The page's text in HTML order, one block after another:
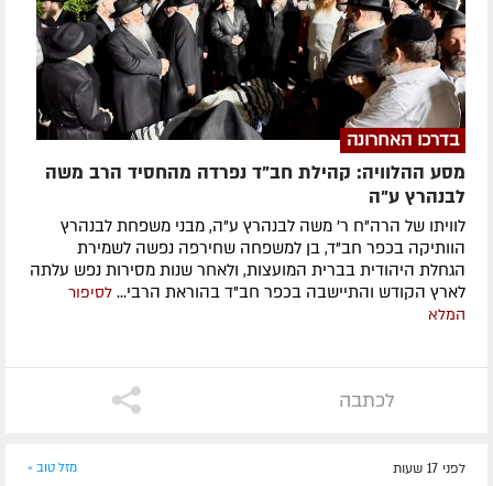
בדרכו האחרונה
מסע ההלוויה: קהילת חב"ד נפרדה מהחסיד הרב משה
לבנהרץ ע"ה
לוויתו של הרה"ח ר' משה לבנהרץ ע"ה, מבני משפחת לבנהרץ
הוותיקה בכפר חב"ד, בן למשפחה שחירפה נפשה לשמירת
הגחלת היהודית בברית המועצות, ולאחר שנות מסירות נפש עלתה
לארץ הקודש והתיישבה בכפר חב"ד בהוראת הרבי... לסיפור
המלא
לכתבה
לפני 17 שעות מזל טוב »